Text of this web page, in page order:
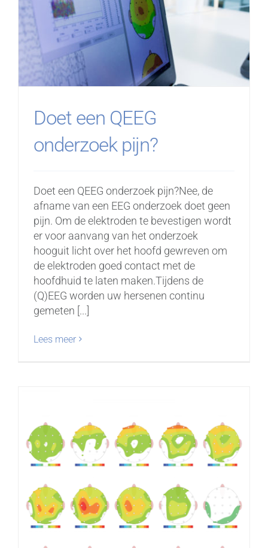
Doet een QEEG
onderzoek pijn?
Doet een QEEG onderzoek pijn?Nee, de
afname van een EEG onderzoek doet geen
pijn. Om de elektroden te bevestigen wordt
er voor aanvang van het onderzoek
hooguit licht over het hoofd gewreven om
de elektroden goed contact met de
hoofdhuid te laten maken.Tijdens de
(Q)EEG worden uw hersenen continu
gemeten [...]
Lees meer